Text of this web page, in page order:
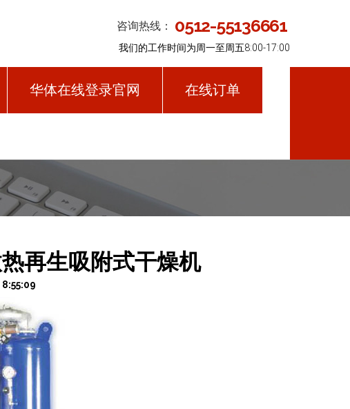
咨询热线： 0512-55136661
我们的工作时间为周一至周五8:00-17:00
华体在线登录官网 在线订单
再生吸附式干燥机